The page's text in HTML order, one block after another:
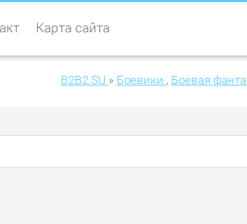
Карта сайта
B2B2.SU » Боевики , Боевая